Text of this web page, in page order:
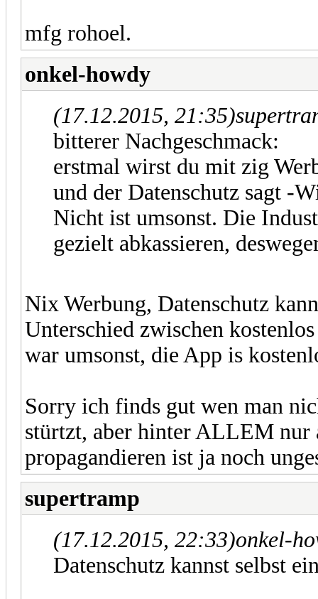
mfg rohoel.
onkel-howdy
(17.12.2015, 21:35)
bitterer Nachgeschmack:
erstmal wirst du mit zig
und der Datenschutz sagt -
Nicht ist umsonst. Die
gezielt abkassieren,
Nix Werbung, Datenschutz
Unterschied zwischen
war umsonst, die App is
Sorry ich finds gut wen man
stürtzt, aber hinter ALLEM nur
propagandieren ist ja noch
supertramp
(17.12.2015, 22:33)onkel-
Datenschutz kannst selbst